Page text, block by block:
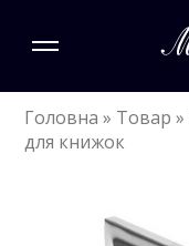
Головна » Товар »
для книжок